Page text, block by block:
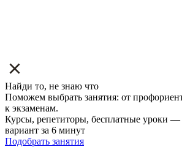
Найди то, не знаю что
Поможем выбрать занятия: от
к экзаменам.
Курсы, репетиторы, бесплатные уроки
вариант за 6 минут
Подобрать занятия